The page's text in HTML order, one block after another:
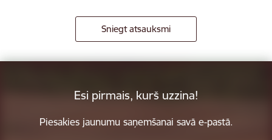
Sniegt atsauksmi
Esi pirmais, kurš uzzina!
Piesakies jaunumu saņemšanai savā e-pastā.